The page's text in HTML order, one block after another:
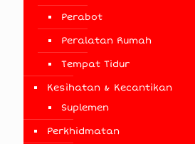
Perabot
Peralatan Rumah
Tempat Tidur
Kesihatan & Kecantikan
Suplemen
Perkhidmatan